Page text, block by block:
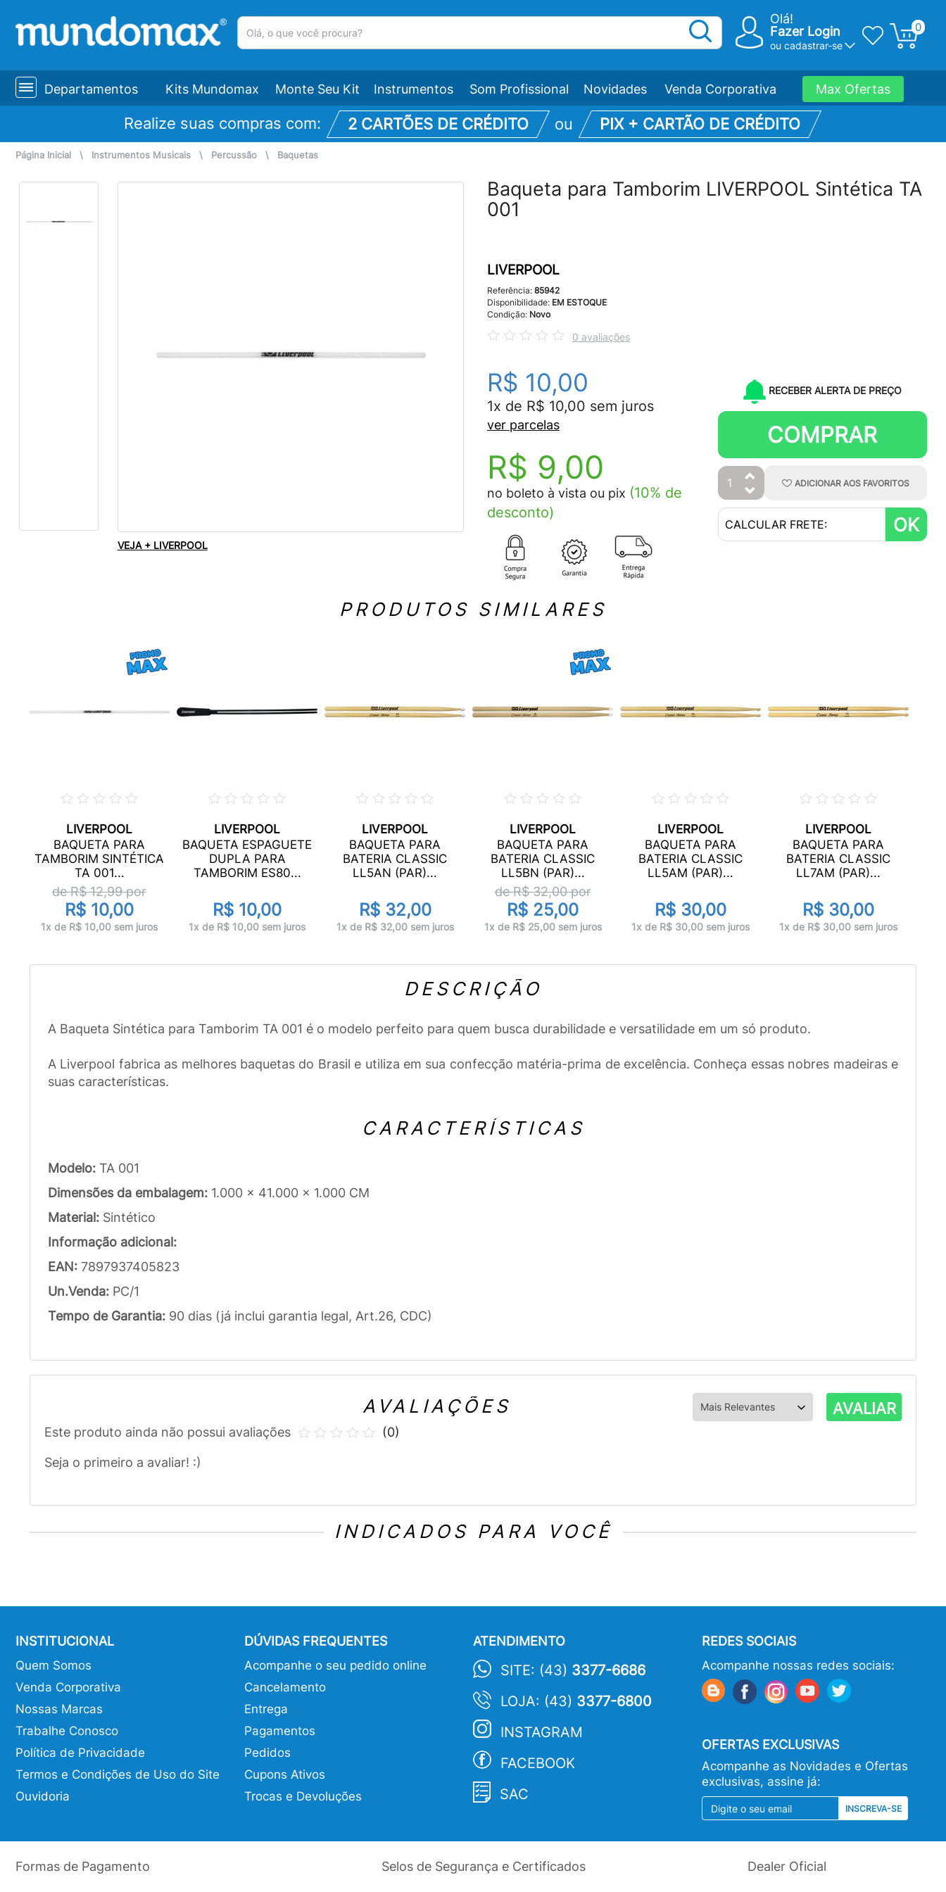
Olá!
Fazer Login
ou cadastrar-se
0
Departamentos Kits Mundomax Monte Seu Kit Instrumentos Som Profissional Novidades Venda Corporativa Max Ofertas
Realize suas compras com: 2 CARTÕES DE CRÉDITO ou PIX + CARTÃO DE CRÉDITO
Página Inicial \ Instrumentos Musicais \ Percussão \ Baquetas
VEJA + LIVERPOOL
Baqueta para Tamborim LIVERPOOL Sintética TA
001
LIVERPOOL
Referência: 85942
Disponibilidade: EM ESTOQUE
Condição: Novo
0 avaliações
R$ 10,00
1x de R$ 10,00 sem juros
ver parcelas
R$ 9,00
no boleto à vista ou pix (10% de
desconto)
RECEBER ALERTA DE PREÇO
COMPRAR
ADICIONAR AOSFAVORITOS
OK
PRODUTOS SIMILARES
LIVERPOOL
BAQUETA PARA
TAMBORIM SINTÉTICA
TA 001...
de R$12,99por
R$ 10,00
1x de R$ 10,00 sem juros
LIVERPOOL
BAQUETA ESPAGUETE
DUPLA PARA
TAMBORIM ES80...
R$ 10,00
1x de R$ 10,00 sem juros
LIVERPOOL
BAQUETA PARA
BATERIA CLASSIC
LL5AN (PAR)...
R$ 32,00
1x de R$ 32,00 sem juros
LIVERPOOL
BAQUETA PARA
BATERIA CLASSIC
LL5BN (PAR)...
de R$32,00por
R$ 25,00
1x de R$ 25,00 sem juros
LIVERPOOL
BAQUETA PARA
BATERIA CLASSIC
LL5AM (PAR)...
R$ 30,00
1x de R$ 30,00 sem juros
LIVERPOOL
BAQUETA PARA
BATERIA CLASSIC
LL7AM (PAR)...
R$ 30,00
1x de R$ 30,00 sem juros
DESCRIÇÃO
A Baqueta Sintética para Tamborim TA 001 é o modelo perfeito para quem busca durabilidade e versatilidade em um só produto.
A Liverpool fabrica as melhores baquetas do Brasil e utiliza em sua confecção matéria-prima de excelência. Conheça essas nobres madeiras e
suas características.
CARACTERÍSTICAS
Modelo: TA 001
Dimensões da embalagem: 1.000 x 41.000 x 1.000 CM
Material: Sintético
Informação adicional:
EAN: 7897937405823
Un.Venda: PC/1
Tempo de Garantia: 90 dias (já inclui garantia legal, Art.26, CDC)
AVALIAÇÕES AVALIAR
Este produto ainda não possui avaliações
Seja o primeiro a avaliar! :)
(0)
INDICADOS PARA VOCÊ
INSTITUCIONAL
Quem Somos
Venda Corporativa
Nossas Marcas
Trabalhe Conosco
Política de Privacidade
Termos e Condições de Uso do Site
Ouvidoria
DÚVIDAS FREQUENTES
Acompanhe o seu pedido online
Cancelamento
Entrega
Pagamentos
Pedidos
Cupons Ativos
Trocas e Devoluções
ATENDIMENTO
SITE: (43) 3377-6686
LOJA: (43) 3377-6800
INSTAGRAM
FACEBOOK
SAC
REDES SOCIAIS
Acompanhe nossas redes sociais:
OFERTAS EXCLUSIVAS
Acompanhe as Novidades e Ofertas
exclusivas, assine já:
INSCREVA-SE
Formas de Pagamento Selos de Segurança e Certificados Dealer Oficial